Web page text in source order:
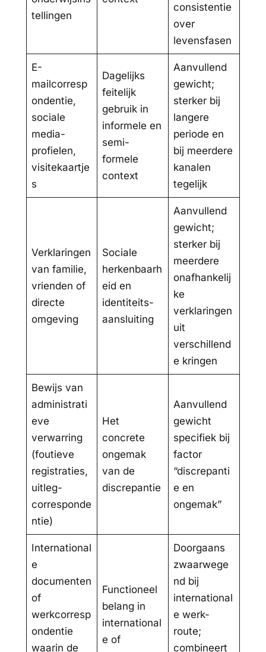
tellingen
consistentie
over
levensfasen
E-
mailcorresp
ondentie,
sociale
media-
profielen,
visitekaartje
s
Dagelijks
feitelijk
gebruik in
informele en
semi-
formele
context
Aanvullend
gewicht;
sterker bij
langere
periode en
bij meerdere
kanalen
tegelijk
Verklaringen
van familie,
vrienden of
directe
omgeving
Sociale
herkenbaarh
eid en
identiteits-
aansluiting
Aanvullend
gewicht;
sterker bij
meerdere
onafhankelij
ke
verklaringen
uit
verschillend
e kringen
Bewijs van
administrati
eve
verwarring
(foutieve
registraties,
uitleg-
corresponde
ntie)
Het
concrete
ongemak
van de
discrepantie
Aanvullend
gewicht
specifiek bij
factor
“discrepanti
e en
ongemak”
International
e
documenten
of
werkcorresp
ondentie
waarin de
Functioneel
belang in
international
e of
Doorgaans
zwaarwege
nd bij
international
e werk-
route;
combineert